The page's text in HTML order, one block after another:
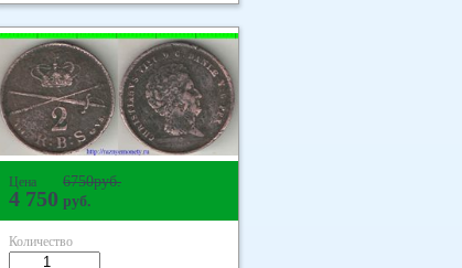
Цена 6750руб.
4 750 руб.
Количество